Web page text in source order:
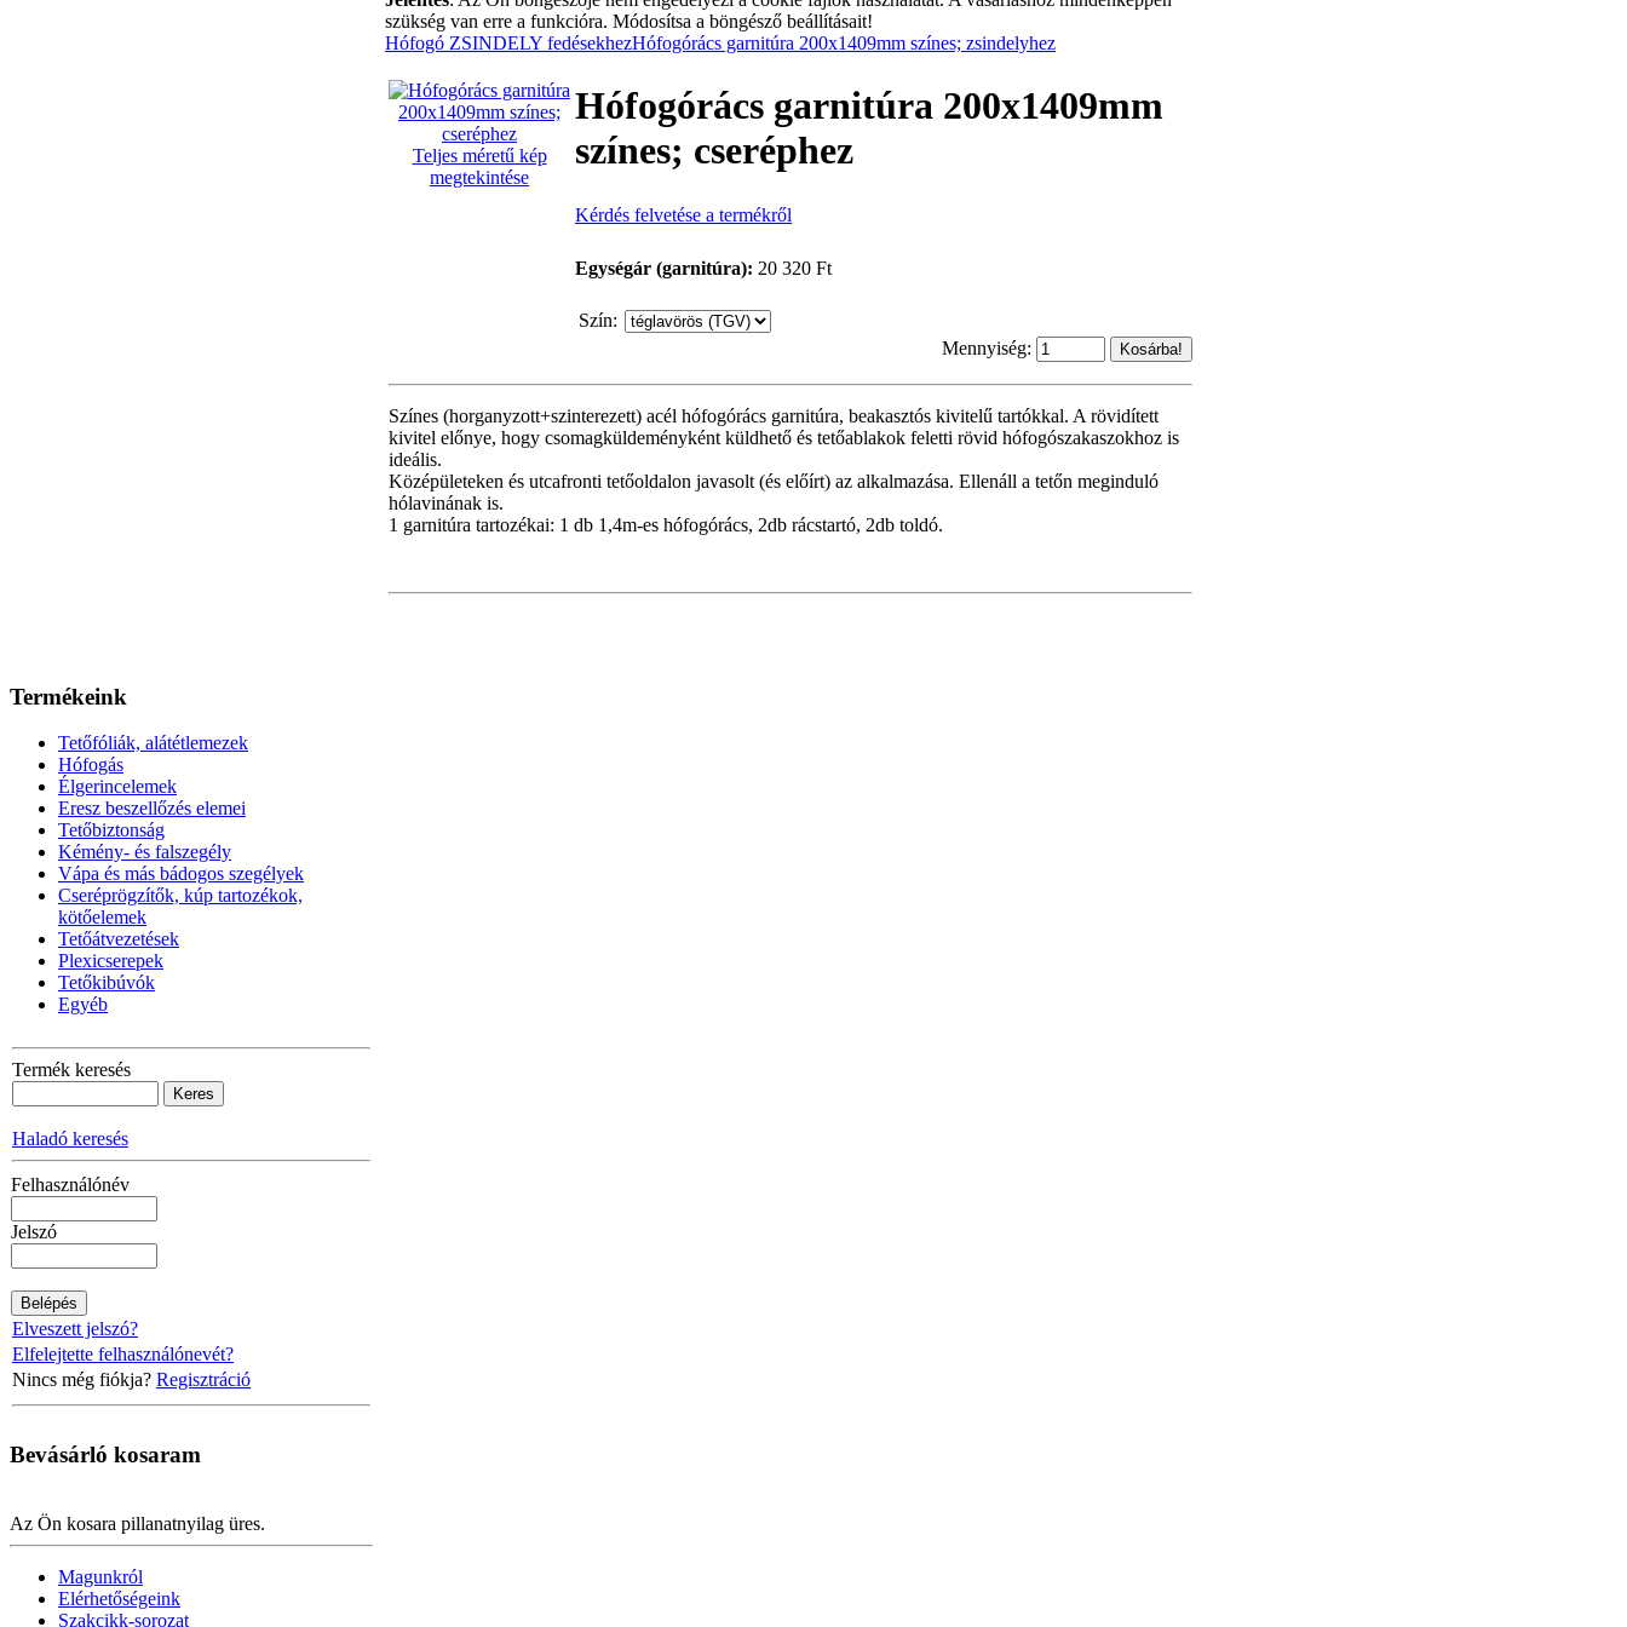
szükség van erre a funkcióra. Módosítsa a böngésző beállításait!
Hófogó ZSINDELY fedésekhezHófogórács garnitúra 200x1409mm színes; zsindelyhez
Teljes méretű kép
megtekintése
Hófogórács garnitúra 200x1409mm
színes; cseréphez
Kérdés felvetése a termékről
Egységár (garnitúra): 20 320 Ft
Szín:
Mennyiség:
Színes (horganyzott+szinterezett) acél hófogórács garnitúra, beakasztós kivitelű tartókkal. A rövidített
kivitel előnye, hogy csomagküldeményként küldhető és tetőablakok feletti rövid hófogószakaszokhoz is
ideális.
Középületeken és utcafronti tetőoldalon javasolt (és előírt) az alkalmazása. Ellenáll a tetőn meginduló
hólavinának is.
1 garnitúra tartozékai: 1 db 1,4m-es hófogórács, 2db rácstartó, 2db toldó.
Termékeink
Tetőfóliák, alátétlemezek
Hófogás
Élgerincelemek
Eresz beszellőzés elemei
Tetőbiztonság
Kémény- és falszegély
Vápa és más bádogos szegélyek
Cseréprögzítők, kúp tartozékok,
kötőelemek
Tetőátvezetések
Plexicserepek
Tetőkibúvók
Egyéb
Termék keresés
Haladó keresés
Felhasználónév
Jelszó
Elveszett jelszó?
Elfelejtette felhasználónevét?
Nincs még fiókja? Regisztráció
Bevásárló kosaram
Az Ön kosara pillanatnyilag üres.
Magunkról
Elérhetőségeink
Szakcikk-sorozat